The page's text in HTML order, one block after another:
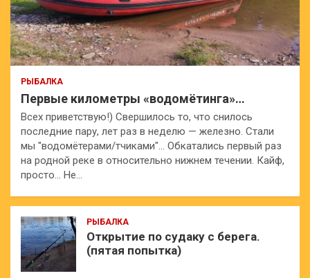
РЫБАЛКА
Первые километры «водомётинга»…
Всех приветствую!) Свершилось то, что снилось
последние пару, лет раз в неделю — железно. Стали
мы "водомётерами/тчиками"… Обкатались первый раз
на родной реке в относительно нижнем течении. Кайф,
просто… Не…
РЫБАЛКА
Открытие по судаку с берега.
(пятая попытка)